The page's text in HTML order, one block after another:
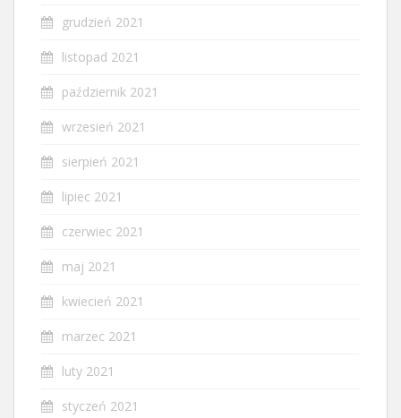
grudzień 2021
listopad 2021
październik 2021
wrzesień 2021
sierpień 2021
lipiec 2021
czerwiec 2021
maj 2021
kwiecień 2021
marzec 2021
luty 2021
styczeń 2021